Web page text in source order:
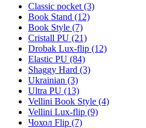
Classic pocket (3)
Book Stand (12)
Book Style (7)
Cristall PU (21)
Drobak Lux-flip (12)
Elastic PU (84)
Shaggy Hard (3)
Ukrainian (3)
Ultra PU (13)
Vellini Book Style (4)
Vellini Lux-flip (9)
Чохол Flip (7)